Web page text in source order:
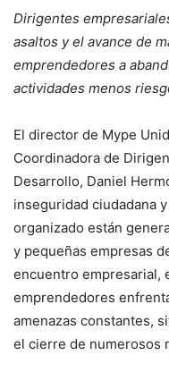
Dirigentes
asaltos y el avance de
emprendedores a
actividades menos
El director de Mype
Coordinadora de
Desarrollo, Daniel
inseguridad ciudadana
organizado están
y pequeñas empresas
encuentro empresarial,
emprendedores
amenazas constantes,
el cierre de numerosos